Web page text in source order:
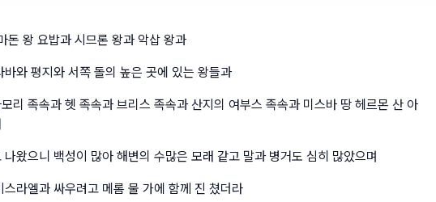
돈 왕 요밥과 시므론 왕과 악삽 왕과
와 평지와 서쪽 돌의 높은 곳에 있는 왕들과
리 족속과 헷 족속과 브리스 족속과 산지의 여부스 족속과 미스바 땅 헤르몬 산 아
왔으니 백성이 많아 해변의 수많은 모래 같고 말과 병거도 심히 많았으며
라엘과 싸우려고 메롬 물 가에 함께 진 쳤더라